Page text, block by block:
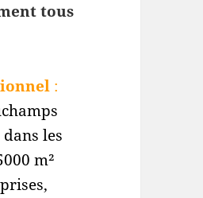
tous
:
les
m²